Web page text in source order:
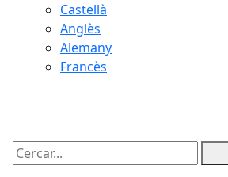
Castellà
Anglès
Alemany
Francès
Cercar: